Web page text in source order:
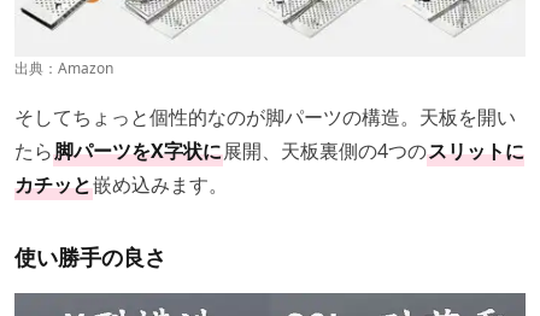
出典： Amazon
そしてちょっと個性的なのが脚パーツの構造。天板を開い
たら脚パーツをX字状に展開、天板裏側の4つのスリットに
カチッと嵌め込みます。
使い勝手の良さ